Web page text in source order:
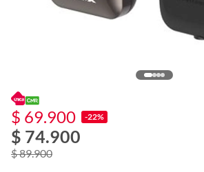
$ 69.900 -22%
$ 74.900
$ 89.900
f
o